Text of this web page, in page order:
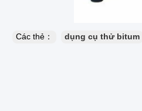
Các thẻ： dụng cụ thử bitum